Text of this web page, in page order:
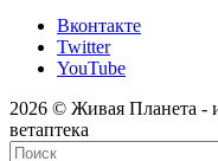
Вконтакте
Twitter
YouTube
2026 © Живая Планета -
ветаптека